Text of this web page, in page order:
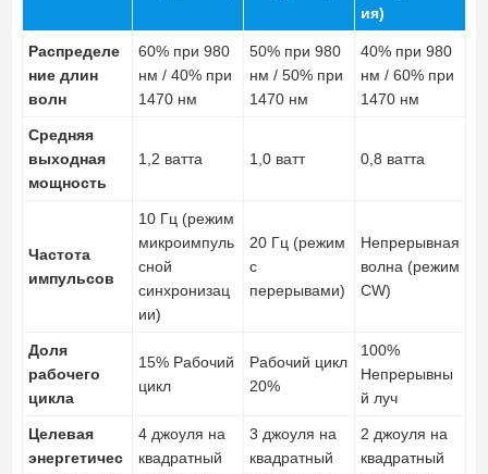
ия)
Распределе
ние длин
волн
60% при 980
нм / 40% при
1470 нм
50% при 980
нм / 50% при
1470 нм
40% при 980
нм / 60% при
1470 нм
Средняя
выходная
мощность
1,2 ватта 1,0 ватт 0,8 ватта
Частота
импульсов
10 Гц (режим
микроимпуль
сной
синхронизац
ии)
20 Гц (режим
с
перерывами)
Непрерывная
волна (режим
CW)
Доля
рабочего
цикла
15% Рабочий
цикл
Рабочий цикл
20%
100%
Непрерывны
й луч
Целевая
энергетичес
4 джоуля на
квадратный
3 джоуля на
квадратный
2 джоуля на
квадратный